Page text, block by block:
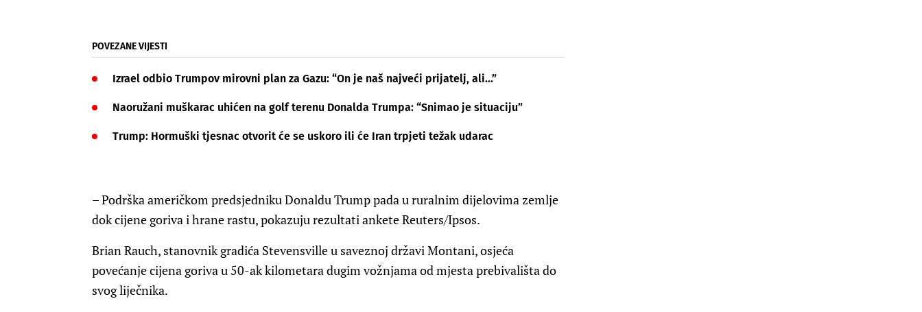
POVEZANE VIJESTI
Izrael odbio Trumpov mirovni plan za Gazu: “On je naš najveći prijatelj, ali…”
Naoružani muškarac uhićen na golf terenu Donalda Trumpa: “Snimao je situaciju”
Trump: Hormuški tjesnac otvorit će se uskoro ili će Iran trpjeti težak udarac
– Podrška američkom predsjedniku Donaldu Trump pada u ruralnim dijelovima zemlje
dok cijene goriva i hrane rastu, pokazuju rezultati ankete Reuters/Ipsos.
Brian Rauch, stanovnik gradića Stevensville u saveznoj državi Montani, osjeća
povećanje cijena goriva u 50-ak kilometara dugim vožnjama od mjesta prebivališta do
svog liječnika.